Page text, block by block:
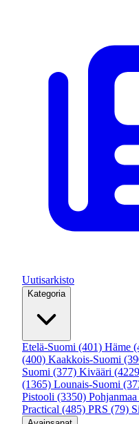
Uutisarkisto
Kategoria
Etelä-Suomi (401) Häme
(400) Kaakkois-Suomi
Suomi (377) Kivääri
(1365) Lounais-Suomi
Pistooli (3350) Pohjanmaa
Practical (485) PRS (79)